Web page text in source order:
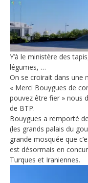
Y’à le ministère des
légumes, …
On se croirait dans une
« Merci Bouygues de
pouvez être fier » nous
de BTP.
Bouygues a remporté
(les grands palais du
grande mosquée que
est désormais en
Turques et Iraniennes.